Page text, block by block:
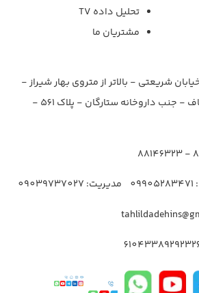
تحلیل داده TV
مشتریان ما
شریعتی - بالاتر از متروی بهار شیراز -
روبروی اتاق اصناف - جنب داروخانه ستارگان - پلاک 561 -
مدیریت: 09039737027